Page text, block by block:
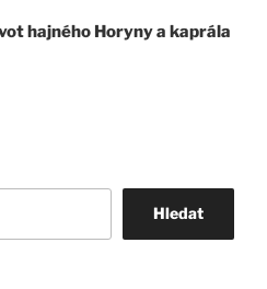
hajného Horyny a kaprála
Hledat